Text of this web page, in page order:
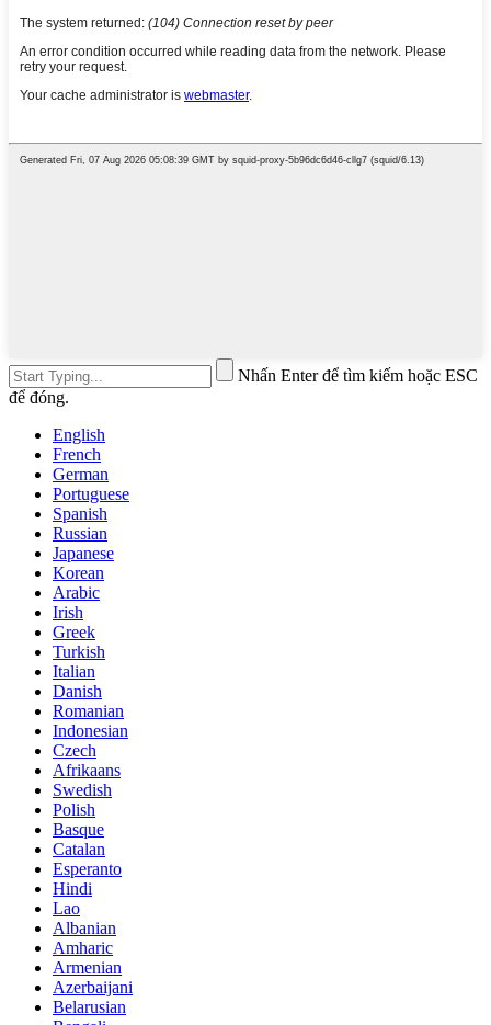
Nhấn Enter để tìm kiếm hoặc ESC
để đóng.
English
French
German
Portuguese
Spanish
Russian
Japanese
Korean
Arabic
Irish
Greek
Turkish
Italian
Danish
Romanian
Indonesian
Czech
Afrikaans
Swedish
Polish
Basque
Catalan
Esperanto
Hindi
Lao
Albanian
Amharic
Armenian
Azerbaijani
Belarusian